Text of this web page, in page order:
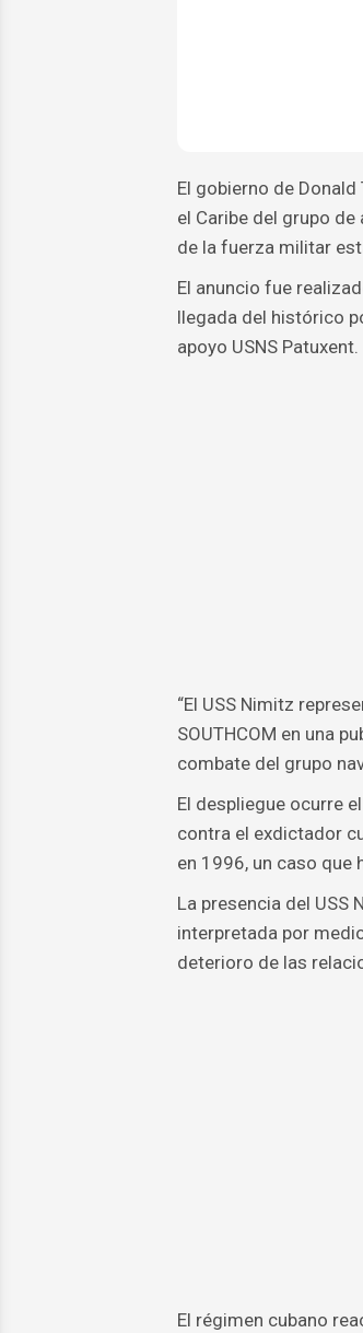
El gobierno de
el Caribe del grupo
de la fuerza militar
El anuncio fue
llegada del histórico
apoyo USNS Patuxent.
“El USS Nimitz
SOUTHCOM en una
combate del grupo
El despliegue ocurre
contra el exdictador
en 1996, un caso que
La presencia del USS
interpretada por
deterioro de las
El régimen cubano